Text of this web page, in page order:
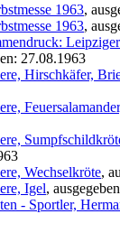
1963,
1963,
27.08.1963
Hirschkäfer,
Wechselkröte,
Igel,
- Sportler,